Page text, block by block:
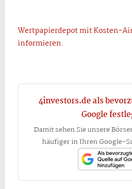
Wertpapierdepot mit Kosten-
informieren.
4investors.de als
Google
Damit sehen Sie unsere
häufiger in Ihren Google-